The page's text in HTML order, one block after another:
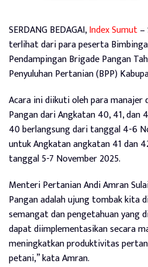
SERDANG BEDAGAI,Index Sumut–
terlihat dari para peserta
Pendampingan Brigade Pangan
Penyuluhan Pertanian (BPP)
Acara ini diikuti oleh para manajer
Pangan dari Angkatan 40, 41, dan
40 berlangsung dari tanggal 4-6
untuk Angkatan angkatan 41 dan
tanggal 5-7 November 2025.
Menteri Pertanian Andi Amran
Pangan adalah ujung tombak kita
semangat dan pengetahuan yang
dapat diimplementasikan secara
meningkatkan produktivitas
petani,” kata Amran.